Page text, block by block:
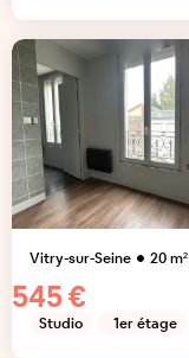
Vitry-sur-Seine 20m²
545 €
Studio 1er étage